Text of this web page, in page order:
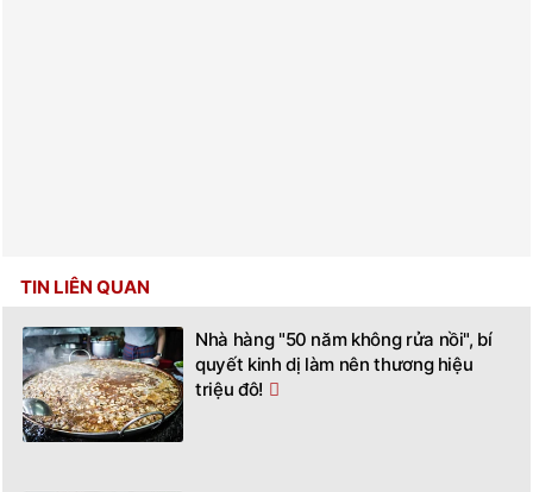
TIN LIÊN QUAN
Nhà hàng "50 năm không rửa nồi", bí
quyết kinh dị làm nên thương hiệu
triệu đô!